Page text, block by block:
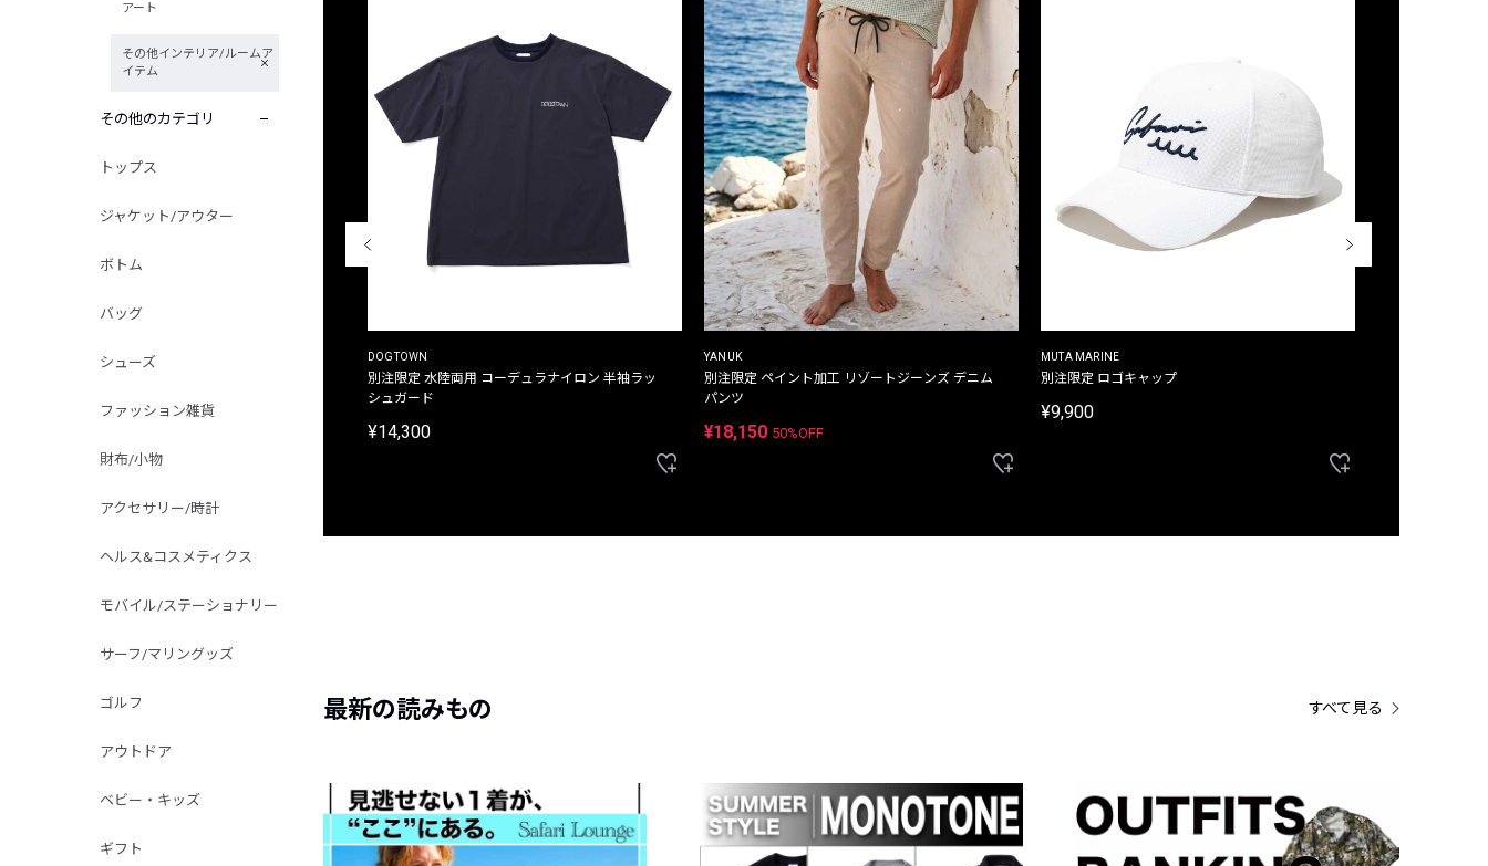
アート
その他インテリア/ルームア
イテム
その他のカテゴリ
トップス
ジャケット/アウター
ボトム
バッグ
シューズ
ファッション雑貨
財布/小物
アクセサリー/時計
ヘルス&コスメティクス
モバイル/ステーショナリー
サーフ/マリングッズ
ゴルフ
アウトドア
ベビー・キッズ
ギフト
THE DUFFER OF ST.GEORGE DOGTOWN
別注限定 水陸両用 コーデュラナイロン 半袖ラッ
シュガード
¥14,300
YANUK
別注限定 ペイント加工 リゾートジーンズ デニム
パンツ
¥18,150 50%OFF
MUTA MARINE
別注限定 ロゴキャップ
¥9,900
最新の読みもの すべて見る